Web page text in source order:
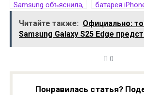
Samsung объяснила,
Edge маленькая
батарея и нет
батарея
Читайте также: Официально:
Samsung Galaxy S25 Edge
0
Понравилась статья?